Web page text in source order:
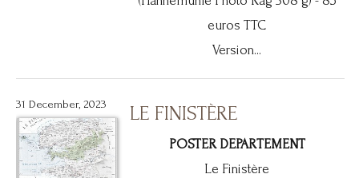
euros TTC
Version...
31 December, 2023 LE FINISTÈRE
POSTER DEPARTEMENT
Le Finistère